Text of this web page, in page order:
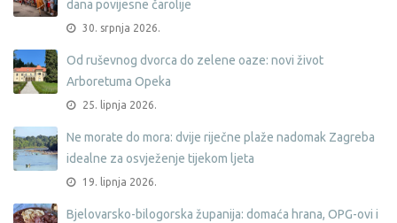
dana povijesne čarolije
30. srpnja 2026.
Od ruševnog dvorca do zelene oaze: novi život
Arboretuma Opeka
25. lipnja 2026.
Ne morate do mora: dvije riječne plaže nadomak Zagreba
idealne za osvježenje tijekom ljeta
19. lipnja 2026.
Bjelovarsko-bilogorska županija: domaća hrana, OPG-ovi i